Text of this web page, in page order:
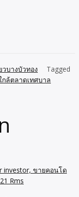
วบางบัวทอง
Tagged
กล้ตลาดเทศบาล
investor, ขายคอนโด
Rms